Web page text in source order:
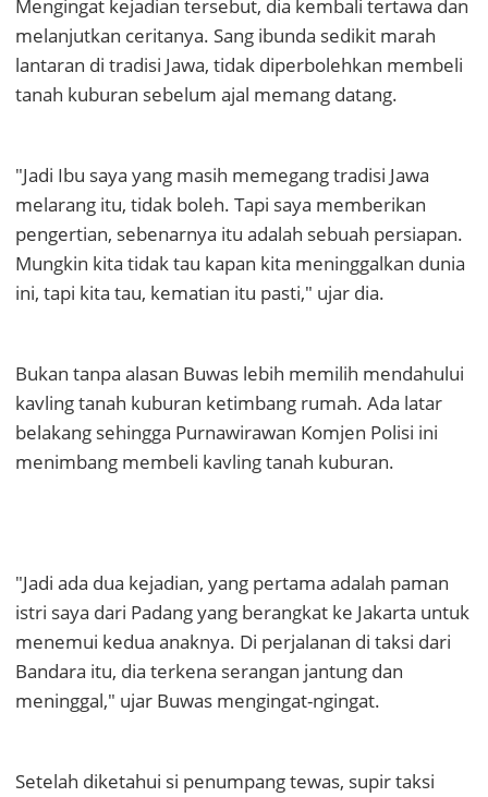
Mengingat kejadian tersebut, dia kembali tertawa dan
melanjutkan ceritanya. Sang ibunda sedikit marah
lantaran di tradisi Jawa, tidak diperbolehkan membeli
tanah kuburan sebelum ajal memang datang.
"Jadi Ibu saya yang masih memegang tradisi Jawa
melarang itu, tidak boleh. Tapi saya memberikan
pengertian, sebenarnya itu adalah sebuah persiapan.
Mungkin kita tidak tau kapan kita meninggalkan dunia
ini, tapi kita tau, kematian itu pasti," ujar dia.
Bukan tanpa alasan Buwas lebih memilih mendahului
kavling tanah kuburan ketimbang rumah. Ada latar
belakang sehingga Purnawirawan Komjen Polisi ini
menimbang membeli kavling tanah kuburan.
"Jadi ada dua kejadian, yang pertama adalah paman
istri saya dari Padang yang berangkat ke Jakarta untuk
menemui kedua anaknya. Di perjalanan di taksi dari
Bandara itu, dia terkena serangan jantung dan
meninggal," ujar Buwas mengingat-ngingat.
Setelah diketahui si penumpang tewas, supir taksi